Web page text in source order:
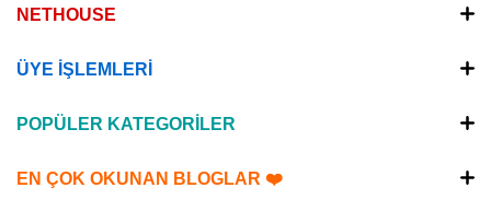
NETHOUSE
ÜYE İŞLEMLERİ
POPÜLER KATEGORİLER
EN ÇOK OKUNAN BLOGLAR ❤️